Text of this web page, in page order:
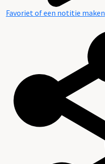
Favoriet of een notitie maken